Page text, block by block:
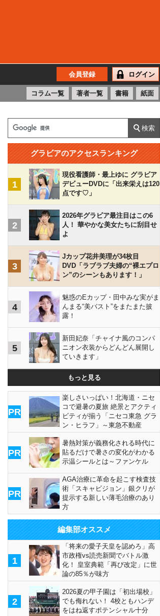
会員登録 ログイン
コラム一覧 著者一覧 書籍 紙面
グラビアのアクセスランキング
1
現役看護師・最上ゆに グラビア
デビューDVDに「出来栄えは120
点です♡」
2
2026年グラビア最注目はこの6
人！ 華やかな美女たちに刮目せ
よ
3
Jカップ花井美理が34枚目
DVD「ラブラブ夫婦の“裸エプロ
ン”のシーンもあります！」
4
魅惑のEカップ・田中みな実がま
んまる“美バスト”をまたまた披
露！
5
新田妃奈「チャイナ風のコンパ
ニオン衣装からどんどん展開し
ていきます」
もっと見る
PR
楽しさいっぱい！北海道・ニセ
コで避暑の夏旅 絶景とアクティ
ビティが揃う「ニセコ東急 グラ
ン・ヒラフ」～東急不動産
PR
暑熱対策が義務化される時代に
貼るだけで暑さの変化がわかる
示温シールとは～ファンケル
PR
AGA治療に革命を起こす検査技
術「スキャビジョン」銀クリが
提示する新しい薄毛治療のあり
方
編集部オススメ
1
「将来の愛子天皇を認めろ」高
市政権vs読売新聞でバトル激
化！ 皇室典範「再び改定」に世
論の85％が味方
2
2026夏の甲子園は「初出場校」
でも侮れない！ 4校ともハンデ
をはね返すポテンシャル十分